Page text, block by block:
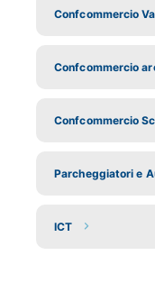
Confcommercio
Confcommercio
Confcommercio
Parcheggiatori e
ICT